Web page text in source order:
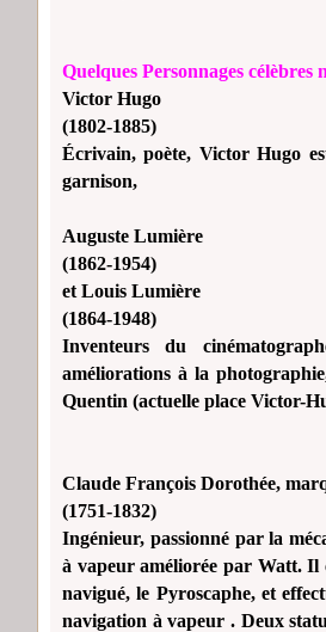
Quelques Personnages
Victor Hugo
(1802-1885)
Écrivain, poète, Victor Hugo
garnison,
Auguste Lumière
(1862-1954)
et Louis Lumière
(1864-1948)
Inventeurs du
améliorations à la
Quentin (actuelle place Victor-
Claude François Dorothée,
(1751-1832)
Ingénieur, passionné par la
à vapeur améliorée par Watt. Il
navigué, le Pyroscaphe, et
navigation à vapeur . Deux